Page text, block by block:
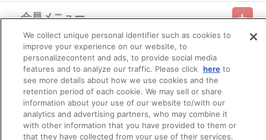
月30日／9. 1998年7月7日／10. 1998年7月15日／11. 1998年7月
DISC 11: 「機動警察パトレイバー」 CONTACT – 1 & 2
1.アルフォンス／2. 第2小隊／3. バビロンの影／4. PATLABOR／5.
そして、夜明け／6. 特車隊マーチ／7. メガロシティ・ポリス／8.
INTERFACE／9. 予兆／10. INGRAM／11. 鋼の矢／12. Lの悲劇／
13. 疾走／14. 二課の一番長い日／15. Believe yourself
AgainLicensed by Warner Music Japan Inc.
他、仕様
（１）A-on STOREにアクセスし、ログインします。
（３）対象のご注文番号をクリック。
（４）「配送情報」内「決済方法」の「お支払い手続きはこ
ちら」から確認します。
※お客様都合による決済後のキャンセルはできかねます。
※以下のご注文は、キャンセルさせていただく場合がございま
（１）転売、再販売または営利目的の恐れがある注文と判断
した場合
（２）購入上限のある商品を個人またはグループが繰り返し
注文した場合
ご利用ガイド サイトマップ お問い合わせ 推奨環境
Do Not Sell or Share My Personal Information
会員メニュー
会員規約 新規会員登録
その他のご案内
バンダイナムコフィルムワークス
We collect unique personal identifier such as cookies to
improve your experience on our website, to
personalizecontent and ads, to provide social media
features and to analyze our traffic. Please click hereto
see more details about how we use cookies and the
retention period of each cookie. We may sell or share
information about your use of our website to/with our
analytics and advertising partners, who may combine it
with other information that you have provided to them or
that they have collected from your use of their services.